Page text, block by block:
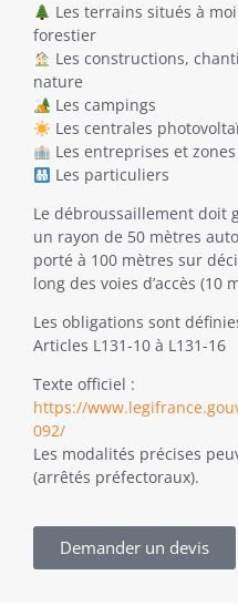
Les terrains situés à
forestier
Les constructions,
nature
Les campings
Les centrales
Les entreprises et zones
Les particuliers
Le débroussaillement doit
un rayon de 50 mètres
porté à 100 mètres sur
long des voies d’accès (10
Les obligations sont
Articles L131-10 à L131-16
Texte officiel :
https://
092/
Les modalités précises
(arrêtés préfectoraux).
Demander un devis